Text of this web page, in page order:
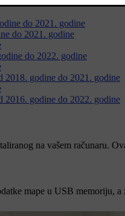
do 2021. godine
do 2021. godine
do 2022. godine
godine do 2021. godine
godine do 2022. godine
na vašem računaru.
mape u USB memoriju,